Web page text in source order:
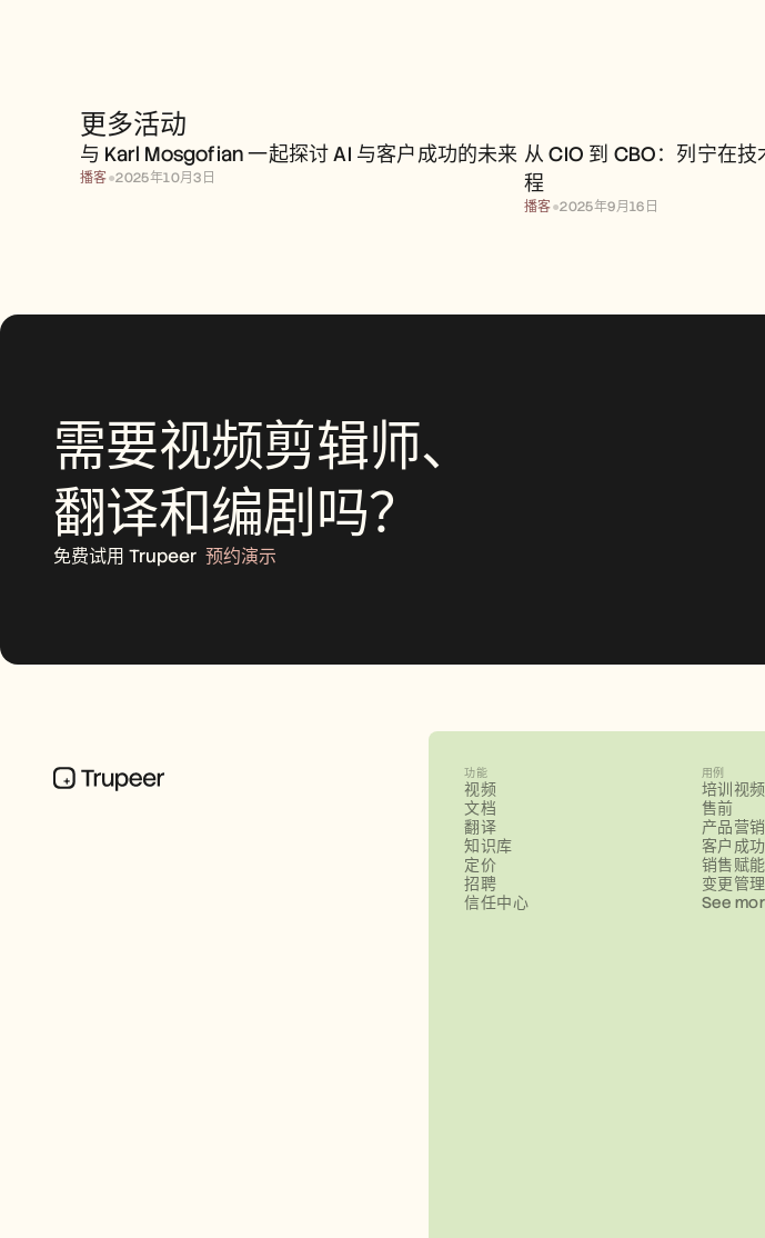
更多活动
与 Karl Mosgofian 一起探讨 AI 与客户成功的未来
播客●2025年10月3日
从 CIO 到 CBO：列宁在
程
播客●2025年9月16日
需要视频剪辑师、
翻译和编剧吗？
免费试用 Trupeer 预约演示
功能
视频
文档
翻译
知识库
定价
招聘
信任中心
用例
培训视频
售前
产品营销
客户成功
销售赋能
变更管理
See